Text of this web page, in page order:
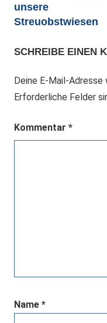
unsere
Streuobstwiesen
SCHREIBE EINEN
Deine E-Mail-
Erforderliche Felder
Kommentar *
Name *